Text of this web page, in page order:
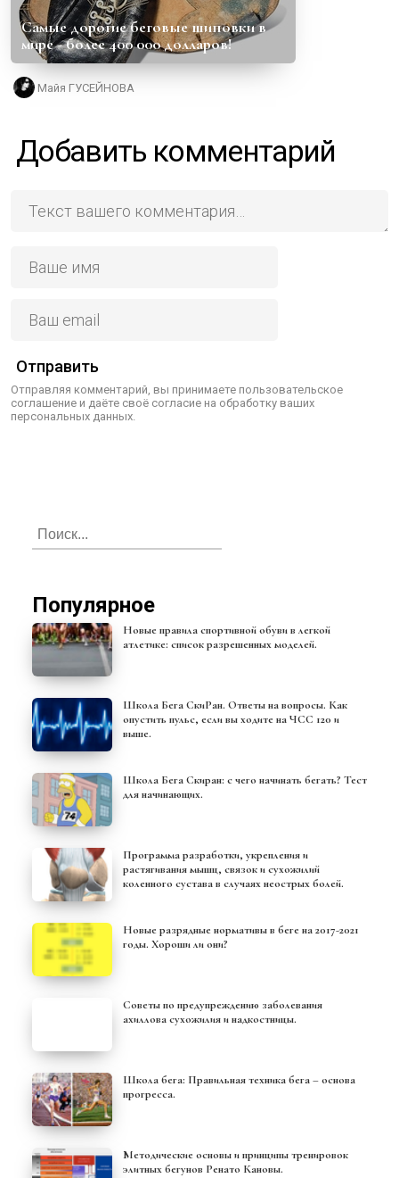
Самые дорогие беговые шиповки в
мире - более 400 000 долларов!
Майя ГУСЕЙНОВА
Добавить комментарий
Отправить
Отправляя комментарий, вы принимаете пользовательское
соглашение и даёте своё согласие на обработку ваших
персональных данных.
Популярное
Новые правила спортивной обуви в легкой
атлетике: список разрешенных моделей.
Школа Бега СкиРан. Ответы на вопросы. Как
опустить пульс, если вы ходите на ЧСС 120 и
выше.
Школа Бега Скиран: с чего начинать бегать? Тест
для начинающих.
Программа разработки, укрепления и
растягивания мышц, связок и сухожилий
коленного сустава в случаях неострых болей.
Новые разрядные нормативы в беге на 2017-2021
годы. Хороши ли они?
Советы по предупреждению заболевания
ахиллова сухожилия и надкостницы.
Школа бега: Правильная техника бега – основа
прогресса.
Методические основы и принципы тренировок
элитных бегунов Ренато Кановы.